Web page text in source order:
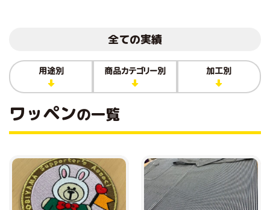
全ての実績
用途別 商品カテゴリー別 加工別
ワッペンの一覧